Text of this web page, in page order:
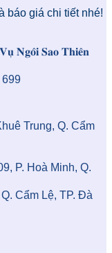
báo giá chi tiết nhé!
𝐍𝐠𝐨̂𝐢 𝐒𝐚𝐨 𝐓𝐡𝐢𝐞̂𝐧
699
Trung, Q. Cẩm
P. Hoà Minh, Q.
Cẩm Lệ, TP. Đà